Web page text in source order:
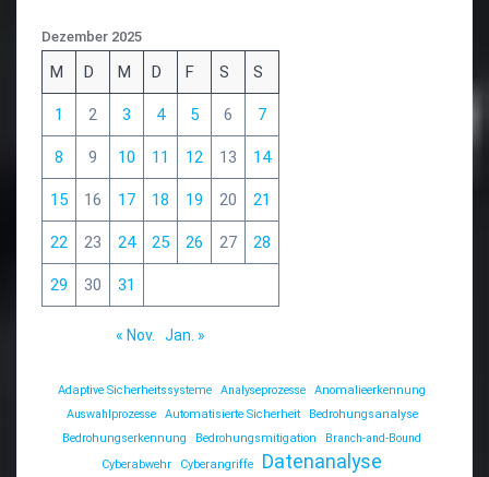
Dezember 2025
M D M D F S S
1 2 3 4 5 6 7
8 9 10 11 12 13 14
15 16 17 18 19 20 21
22 23 24 25 26 27 28
29 30 31
« Nov. Jan. »
Adaptive Sicherheitssysteme Analyseprozesse
Anomalieerkennung
Auswahlprozesse
Automatisierte Sicherheit
Bedrohungsanalyse
Bedrohungserkennung
Bedrohungsmitigation
Branch-and-Bound
Cyberabwehr
Cyberangriffe Datenanalyse